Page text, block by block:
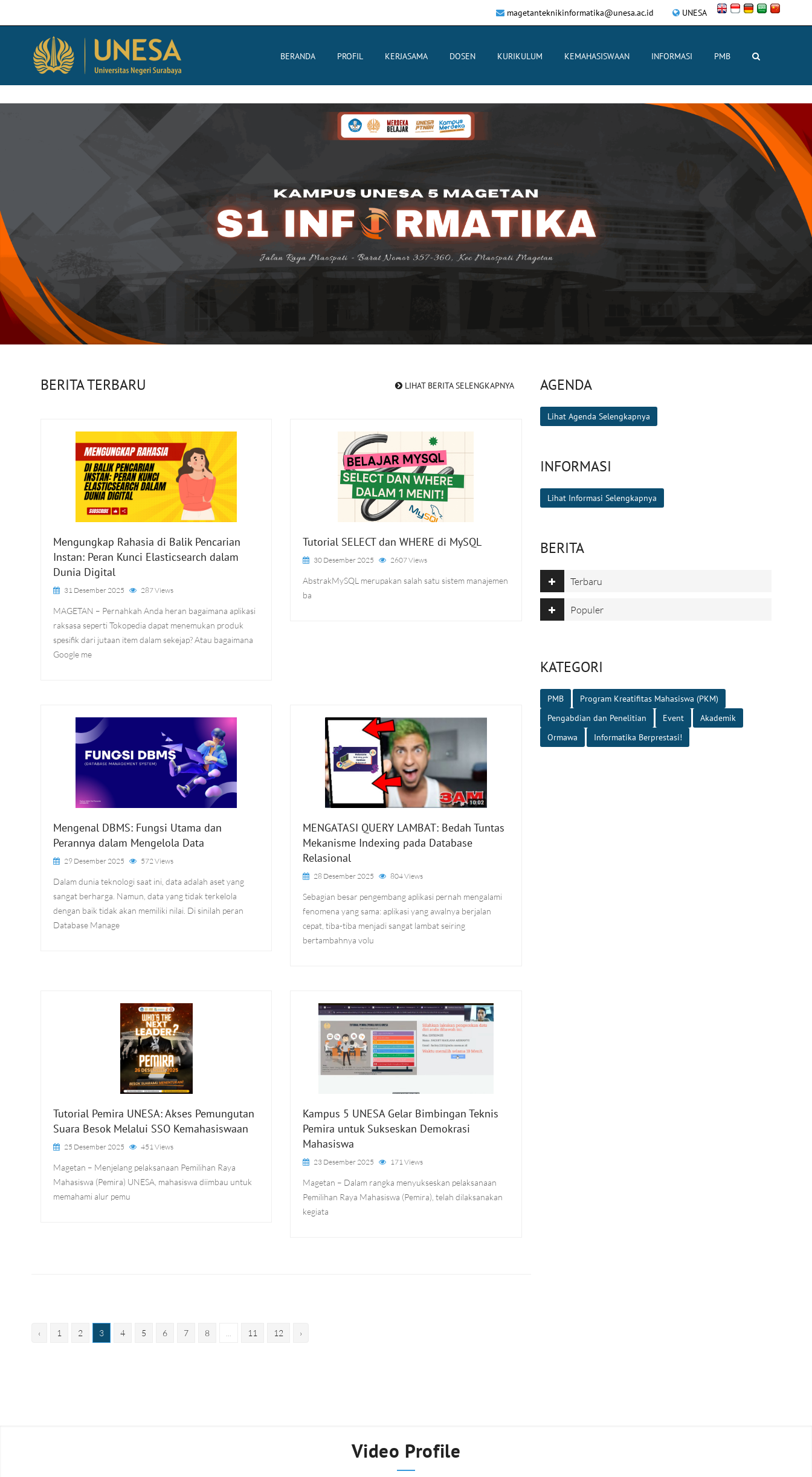
UNESA
magetanteknikinformatika@unesa.ac.id
BERANDA PROFIL KERJASAMA DOSEN KURIKULUM KEMAHASISWAAN INFORMASI PMB
BERITA TERBARU LIHAT BERITA SELENGKAPNYA
Mengungkap Rahasia di Balik Pencarian
Instan: Peran Kunci Elasticsearch dalam
Dunia Digital
31 Desember 2025 287 Views
MAGETAN – Pernahkah Anda heran bagaimana aplikasi
raksasa seperti Tokopedia dapat menemukan produk
spesifik dari jutaan item dalam sekejap? Atau bagaimana
Google me
Tutorial SELECT dan WHERE di MySQL
30 Desember 2025 2607 Views
AbstrakMySQL merupakan salah satu sistem manajemen
ba
Mengenal DBMS: Fungsi Utama dan
Perannya dalam Mengelola Data
29 Desember 2025 572 Views
Dalam dunia teknologi saat ini, data adalah aset yang
sangat berharga. Namun, data yang tidak terkelola
dengan baik tidak akan memiliki nilai. Di sinilah peran
Database Manage
MENGATASI QUERY LAMBAT: Bedah Tuntas
Mekanisme Indexing pada Database
Relasional
28 Desember 2025 804 Views
Sebagian besar pengembang aplikasi pernah mengalami
fenomena yang sama: aplikasi yang awalnya berjalan
cepat, tiba-tiba menjadi sangat lambat seiring
bertambahnya volu
Tutorial Pemira UNESA: Akses Pemungutan
Suara Besok Melalui SSO Kemahasiswaan
25 Desember 2025 451 Views
Magetan – Menjelang pelaksanaan Pemilihan Raya
Mahasiswa (Pemira) UNESA, mahasiswa diimbau untuk
memahami alur pemu
Kampus 5 UNESA Gelar Bimbingan Teknis
Pemira untuk Sukseskan Demokrasi
Mahasiswa
23 Desember 2025 171 Views
Magetan – Dalam rangka menyukseskan pelaksanaan
Pemilihan Raya Mahasiswa (Pemira), telah dilaksanakan
kegiata
‹ 1 2 3 4 5 6 7 8 11 12 ›
AGENDA
Lihat Agenda Selengkapnya
INFORMASI
Lihat Informasi Selengkapnya
BERITA
Terbaru
Populer
KATEGORI
PMB
Program Kreatifitas Mahasiswa (PKM)
Pengabdian dan Penelitian
Event
Akademik
Ormawa
Informatika Berprestasi!
Video Profile